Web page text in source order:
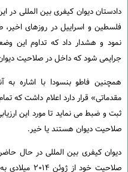
دادستان دیوان کیفری بین المللی
فلسطین و اسراییل در روزهای
نمود و هشدار داد که تداوم این
جرایمی شود که داخل در صلاحیت
همچنین فاطو بنسودا با اشاره به
مقدماتی» قرار دارد اعلام داشت که
ثبت و ضبط می نماید تا مورد این
صلاحیت دیوان هستند یا خیر.
دیوان کیفری بین المللی در حال
صلاحیت خود